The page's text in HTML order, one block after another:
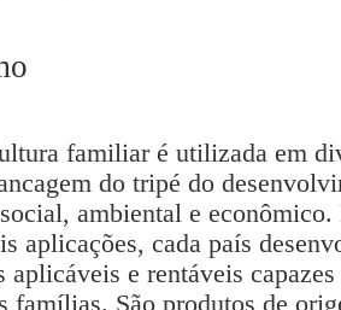
familiar é utilizada em
do tripé do
ambiental e econômico.
aplicações, cada país
aplicáveis e rentáveis